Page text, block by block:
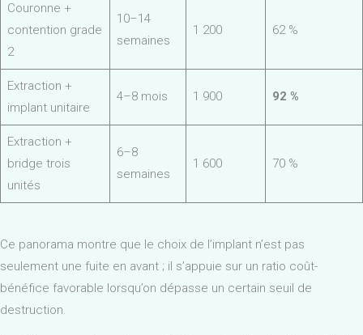
Couronne +
contention grade
2
10–14
semaines
1 200 62 %
Extraction +
implant unitaire
4–8 mois 1 900 92 %
Extraction +
bridge trois
unités
6–8
semaines
1 600 70 %
Ce panorama montre que le choix de l’implant n’est pas
seulement une fuite en avant ; il s’appuie sur un ratio coût-
bénéfice favorable lorsqu’on dépasse un certain seuil de
destruction.